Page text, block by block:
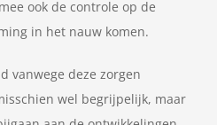
ook de controle op de
in het nauw komen.
vanwege deze zorgen
wel begrijpelijk, maar